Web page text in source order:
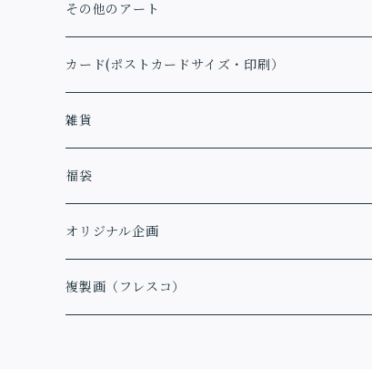
その他のアート
カード(ポストカードサイズ・印刷）
アファメーションカード
雑貨
福袋
オリジナル企画
複製画（フレスコ）